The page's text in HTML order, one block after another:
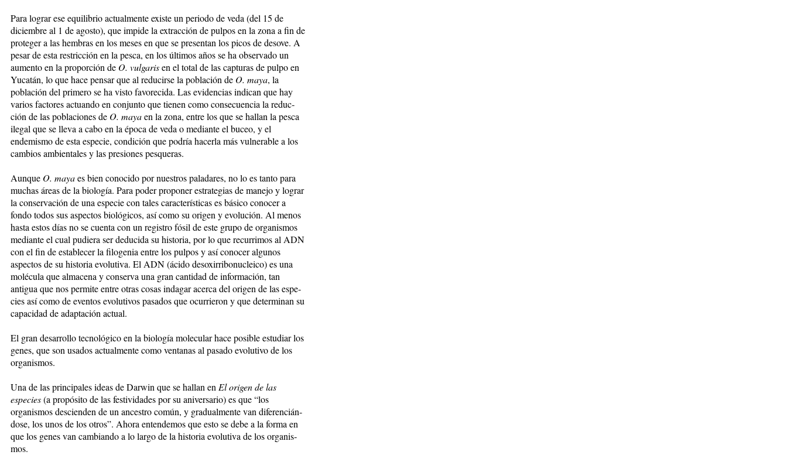
Para lograr ese equilibrio ac­tual­mente existe un periodo de veda (del 15 de
diciembre al 1 de agosto), que impide la ex­trac­ción de pulpos en la zona a fin de
proteger a las hem­bras en los meses en que se presentan los picos de desove. A
pesar de esta restricción en la pesca, en los últimos años se ha observado un
aumento en la proporción de O. vulgarisen el total de las capturas de pulpo en
Yucatán, lo que hace pensar que al reducirse la población de O. maya, la
población del primero se ha visto favorecida. Las evidencias indican que hay
varios factores actuando en conjunto que tie­nen como consecuencia la re­duc­
ción de las poblaciones de O. mayaen la zona, entre los que se hallan la pesca
ilegal que se lleva a cabo en la épo­ca de veda o mediante el bu­ceo, y el
endemismo de esta especie, condición que podría hacerla más vulnerable a los
cambios ambientales y las presiones pesqueras.
Aunque O. mayaes bien conocido por nuestros paladares, no lo es tanto pa­ra
muchas áreas de la biolo­gía. Para poder proponer estrategias de manejo y lograr
la conservación de una especie con tales características es básico conocer a
fondo to­dos sus aspectos biológicos, así como su origen y evolución. Al menos
hasta estos días no se cuenta con un re­gis­tro fósil de este grupo de or­ga­nis­mos
mediante el cual pudiera ser deducida su his­to­ria, por lo que recurrimos al ADN
con el fin de establecer la filogenia entre los pulpos y así conocer algunos
aspectos de su historia evolutiva. El ADN (ácido desoxirribonu­clei­co) es una
molécula que alma­cena y conserva una gran cantidad de in­for­ma­ción, tan
antigua que nos permite en­tre otras cosas indagar acerca del origen de las es­pe­
cies así como de even­tos evolutivos pasados que ocurrieron y que deter­mi­nan su
capacidad de adaptación actual.
El gran desarrollo tecnológico en la biología mo­le­cular hace posible estudiar los
genes, que son usados ac­tual­mente como ventanas al pasado evolutivo de los
organismos.
Una de las prin­ci­pales ideas de Dar­win que se hallan en El ori­gen de las
especies(a propósito de las festividades por su aniversario) es que “los
organismos descienden de un ancestro común, y gra­dualmente van di­fe­ren­cián­
do­se, los unos de los otros”. Aho­ra entendemos que esto se debe a la forma en
que los ge­nes van cambiando a lo largo de la his­to­ria evolutiva de los or­ga­nis­
mos.